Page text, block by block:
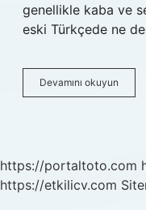
genellikle kaba ve
eski Türkçede ne
Devamını okuyun
Giymiş
https://portaltoto.com
https://etkilicv.com